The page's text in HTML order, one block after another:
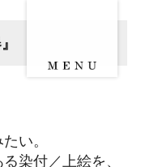
い。
染付／上絵を、